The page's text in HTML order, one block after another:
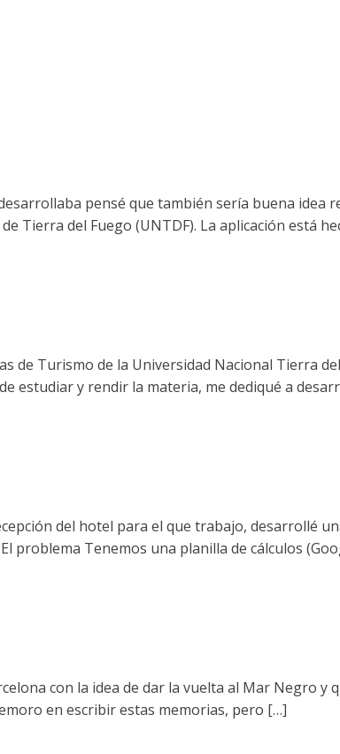
pensé que también sería buena idea
Tierra del Fuego (UNTDF). La aplicación está
Turismo de la Universidad Nacional Tierra
estudiar y rendir la materia, me dediqué a
del hotel para el que trabajo, desarrollé
problema Tenemos una planilla de cálculos
con la idea de dar la vuelta al Mar Negro y
en escribir estas memorias, pero […]